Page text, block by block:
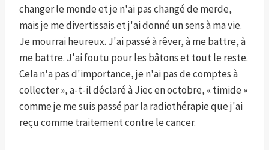
changer le monde et je n'ai pas changé de merde,
mais je me divertissais et j'ai donné un sens à ma vie.
Je mourrai heureux. J'ai passé à rêver, à me battre, à
me battre. J'ai foutu pour les bâtons et tout le reste.
Cela n'a pas d'importance, je n'ai pas de comptes à
collecter », a-t-il déclaré à Jiec en octobre, « timide »
comme je me suis passé par la radiothérapie que j'ai
reçu comme traitement contre le cancer.